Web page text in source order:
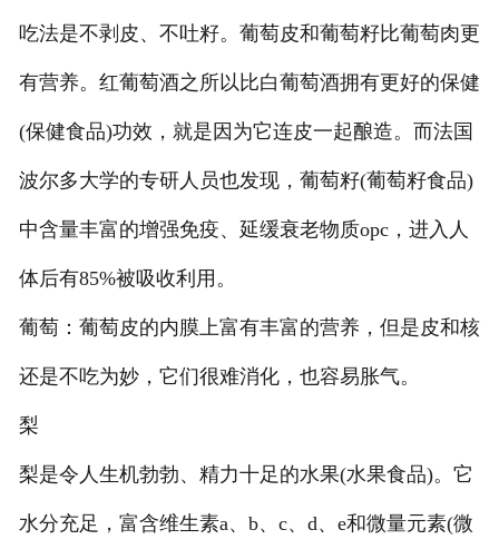
吃法是不剥皮、不吐籽。葡萄皮和葡萄籽比葡萄肉更
有营养。红葡萄酒之所以比白葡萄酒拥有更好的保健
(保健食品)功效，就是因为它连皮一起酿造。而法国
波尔多大学的专研人员也发现，葡萄籽(葡萄籽食品)
中含量丰富的增强免疫、延缓衰老物质opc，进入人
体后有85%被吸收利用。
葡萄：葡萄皮的内膜上富有丰富的营养，但是皮和核
还是不吃为妙，它们很难消化，也容易胀气。
梨
梨是令人生机勃勃、精力十足的水果(水果食品)。它
水分充足，富含维生素a、b、c、d、e和微量元素(微